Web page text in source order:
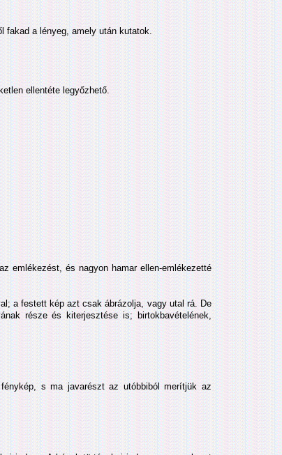
fakad a lényeg, amely után kutatok.
ellentéte legyőzhető.
emlékezést, és nagyon hamar ellen-­emlékezetté
a festett kép azt csak ábrázolja, vagy utal rá. De
része és kiterjesztése is; birtokbavételének,
s ma javarészt az utóbbiból merítjük az